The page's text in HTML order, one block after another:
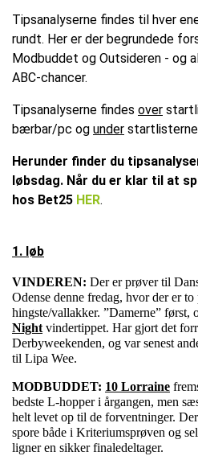
Tipsanalyserne findes til hver
rundt. Her er der begrundede
Modbuddet og Outsideren - og
ABC-chancer.
Tipsanalyserne findes over
bærbar/pc og under
Herunder finder du
løbsdag. Når du er klar til at
hos Bet25 H ER.
1. løb
VINDEREN: Der er prøver til
Odense denne fredag, hvor der er
hingste/vallakker. ”Damerne” først,
Nightvindertippet. Har gjort det
Derbyweekenden, og var senest
til Lipa Wee.
MODBUDDET: 10 Lorraine
bedste L-hopper i årgangen, men
helt levet op til de forventninger.
spore både i Kriteriumsprøven og
ligner en sikker finaledeltager.